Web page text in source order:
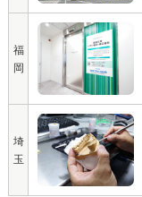
福
岡
埼
玉